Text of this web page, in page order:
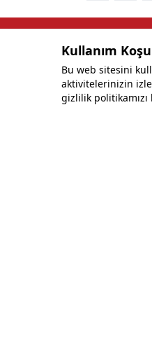
Kullanım
Bu web sitesini
aktivitelerinizin
gizlilik
Bonafida Tekstil Yazılım İç